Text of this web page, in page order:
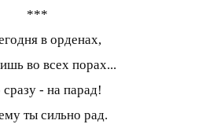
***
в орденах,
во всех порах...
- на парад!
ты сильно рад.